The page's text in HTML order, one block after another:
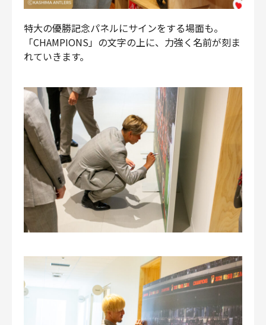
特大の優勝記念パネルにサインをする場面も。
「CHAMPIONS」の文字の上に、力強く名前が刻ま
れていきます。